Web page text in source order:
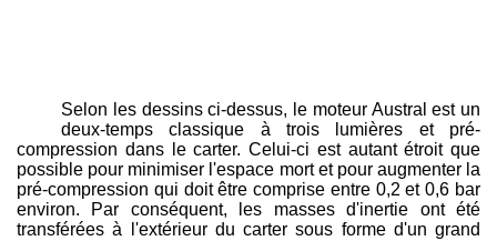
Selon les dessins ci-dessus, le moteur Austral est un
deux-temps classique à trois lumières et pré-
compression dans le carter. Celui-ci est autant étroit que
possible pour minimiser l'espace mort et pour augmenter la
pré-compression qui doit être comprise entre 0,2 et 0,6 bar
environ. Par conséquent, les masses d'inertie ont été
transférées à l'extérieur du carter sous forme d'un grand